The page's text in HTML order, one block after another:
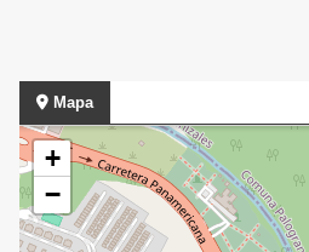
Mapa
+
−